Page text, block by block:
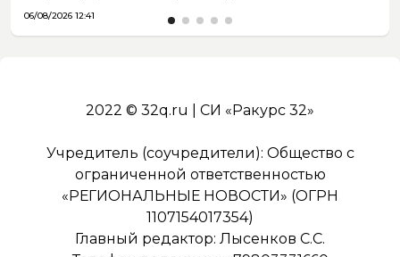
06/08/2026 12:41
2022 © 32q.ru | СИ «Ракурс 32»
Учредитель (соучредители): Общество с
ограниченной ответственностью
«РЕГИОНАЛЬНЫЕ НОВОСТИ» (ОГРН
1107154017354)
Главный редактор: Лысенков С.С.